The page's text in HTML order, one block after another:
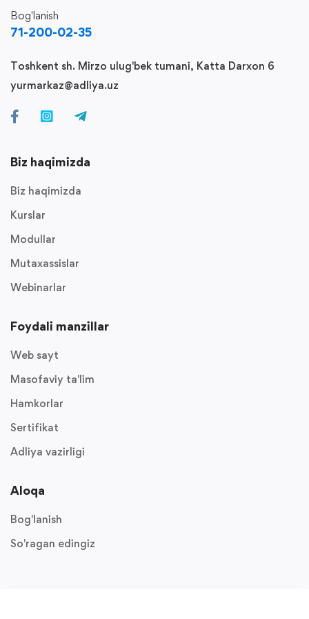
Bog'lanish
71-200-02-35
Toshkent sh. Mirzo ulug'bek tumani, Katta Darxon 6
yurmarkaz@adliya.uz
Biz haqimizda
Biz haqimizda
Kurslar
Modullar
Mutaxassislar
Webinarlar
Foydali manzillar
Web sayt
Masofaviy ta'lim
Hamkorlar
Sertifikat
Adliya vazirligi
Aloqa
Bog'lanish
So'ragan edingiz